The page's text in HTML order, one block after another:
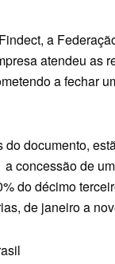
a
atendeu as
a fechar
do documento,
concessão de
do décimo
de janeiro a